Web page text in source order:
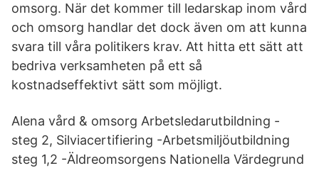
omsorg. När det kommer till ledarskap inom vård
och omsorg handlar det dock även om att kunna
svara till våra politikers krav. Att hitta ett sätt att
bedriva verksamheten på ett så
kostnadseffektivt sätt som möjligt.
Alena vård & omsorg Arbetsledarutbildning -
steg 2, Silviacertifiering -Arbetsmiljöutbildning
steg 1,2 -Äldreomsorgens Nationella Värdegrund